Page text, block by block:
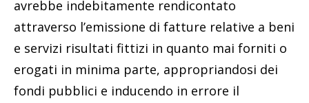
avrebbe indebitamente rendicontato
attraverso l’emissione di fatture relative a beni
e servizi risultati fittizi in quanto mai forniti o
erogati in minima parte, appropriandosi dei
fondi pubblici e inducendo in errore il